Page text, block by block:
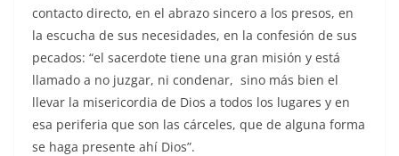
contacto directo, en el abrazo sincero a los presos, en
la escucha de sus necesidades, en la confesión de sus
pecados: “el sacerdote tiene una gran misión y está
llamado a no juzgar, ni condenar, sino más bien el
llevar la misericordia de Dios a todos los lugares y en
esa periferia que son las cárceles, que de alguna forma
se haga presente ahí Dios”.